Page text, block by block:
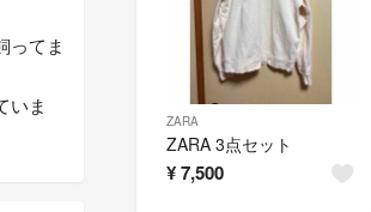
ZARA
ZARA 3点セット
¥7,500
ってま
いま